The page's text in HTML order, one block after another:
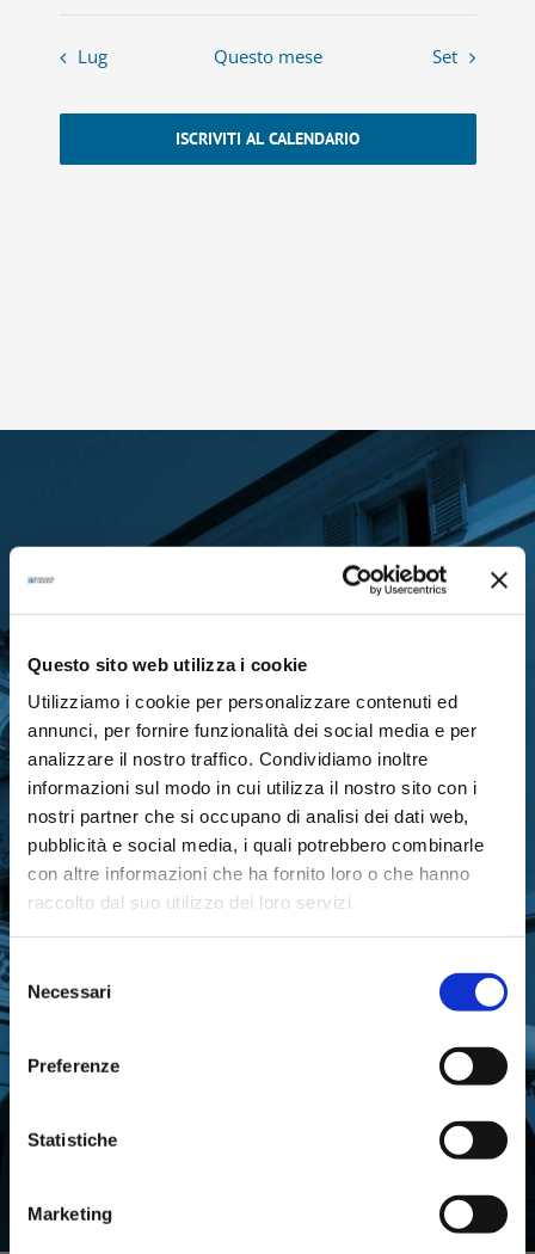
Questo sito web utilizza i cookie
Utilizziamo i cookie per personalizzare contenuti ed
annunci, per fornire funzionalità dei social media e per
analizzare il nostro traffico. Condividiamo inoltre
informazioni sul modo in cui utilizza il nostro sito con i
nostri partner che si occupano di analisi dei dati web,
pubblicità e social media, i quali potrebbero combinarle
con altre informazioni che ha fornito loro o che hanno
raccolto dal suo utilizzo dei loro servizi.
Selezione
del
consenso
Necessari
Preferenze
Statistiche
Marketing
Lug Questo mese Set
ISCRIVITI AL CALENDARIO
RIMANI IN CONTATTO CON
LA FONDAZIONE
Iscriviti gratuitamente alla nostra newsletter
per ricevere gli aggiornamenti
sull’attività di Fondazione Cariparma